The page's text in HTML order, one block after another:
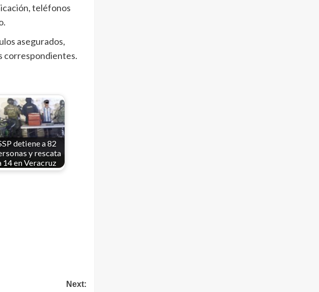
teléfonos
asegurados,
correspondientes.
detiene a 82
y rescata
14 en Veracruz
Next: